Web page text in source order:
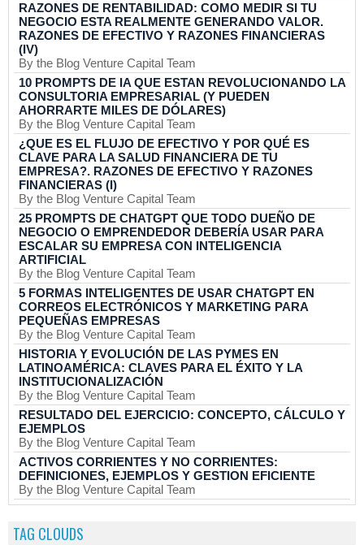
RAZONES DE RENTABILIDAD: COMO MEDIR SI TU
NEGOCIO ESTA REALMENTE GENERANDO VALOR.
RAZONES DE EFECTIVO Y RAZONES FINANCIERAS
(IV)
By the Blog Venture Capital Team
10 PROMPTS DE IA QUE ESTAN REVOLUCIONANDO LA
CONSULTORIA EMPRESARIAL (Y PUEDEN
AHORRARTE MILES DE DÓLARES)
By the Blog Venture Capital Team
¿QUE ES EL FLUJO DE EFECTIVO Y POR QUÉ ES
CLAVE PARA LA SALUD FINANCIERA DE TU
EMPRESA?. RAZONES DE EFECTIVO Y RAZONES
FINANCIERAS (I)
By the Blog Venture Capital Team
25 PROMPTS DE CHATGPT QUE TODO DUEÑO DE
NEGOCIO O EMPRENDEDOR DEBERÍA USAR PARA
ESCALAR SU EMPRESA CON INTELIGENCIA
ARTIFICIAL
By the Blog Venture Capital Team
5 FORMAS INTELIGENTES DE USAR CHATGPT EN
CORREOS ELECTRÓNICOS Y MARKETING PARA
PEQUEÑAS EMPRESAS
By the Blog Venture Capital Team
HISTORIA Y EVOLUCIÓN DE LAS PYMES EN
LATINOAMÉRICA: CLAVES PARA EL ÉXITO Y LA
INSTITUCIONALIZACIÓN
By the Blog Venture Capital Team
RESULTADO DEL EJERCICIO: CONCEPTO, CÁLCULO Y
EJEMPLOS
By the Blog Venture Capital Team
ACTIVOS CORRIENTES Y NO CORRIENTES:
DEFINICIONES, EJEMPLOS Y GESTION EFICIENTE
By the Blog Venture Capital Team
TAG CLOUDS